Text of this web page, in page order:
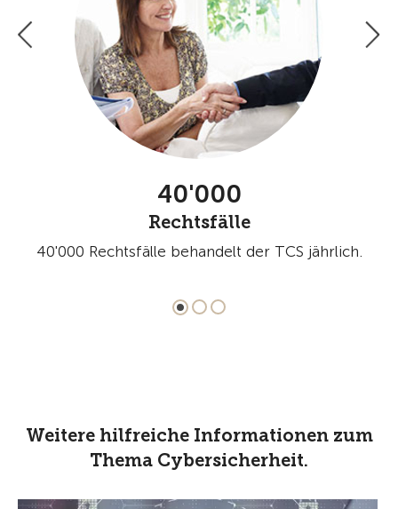
40'000
Rechtsfälle
40'000 Rechtsfälle behandelt der TCS jährlich.
Weitere hilfreiche Informationen zum
Thema Cybersicherheit.